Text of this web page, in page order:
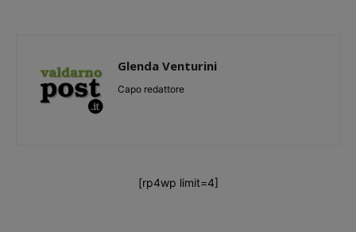
Glenda Venturini
Capo redattore
[rp4wp limit=4]